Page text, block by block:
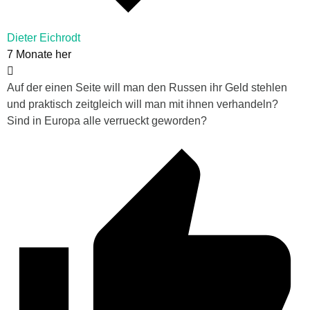
Dieter Eichrodt
7 Monate her
Auf der einen Seite will man den Russen ihr Geld stehlen
und praktisch zeitgleich will man mit ihnen verhandeln?
Sind in Europa alle verrueckt geworden?